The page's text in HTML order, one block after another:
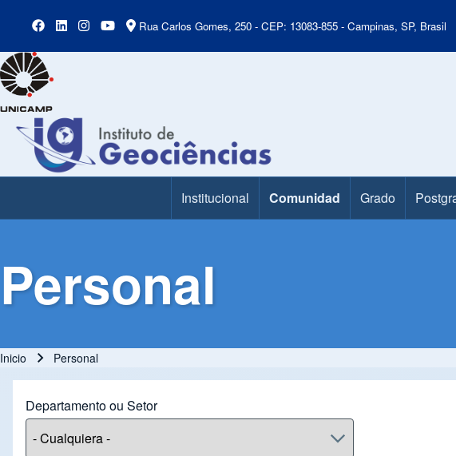
Rua Carlos Gomes, 250 - CEP: 13083-855 - Campinas, SP, Brasil
Main Menu Institucional Comunidad Grado
Personal
Ruta de navegación
Inicio Personal
Departamento ou Setor